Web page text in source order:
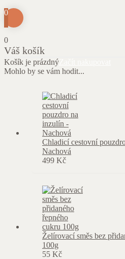
0
0
Váš košík
Košík je prázdný
Mohlo by se vám hodit...
Chladicí cestovní
Nachová
499 Kč
Želírovací směs bez
100g
55 Kč